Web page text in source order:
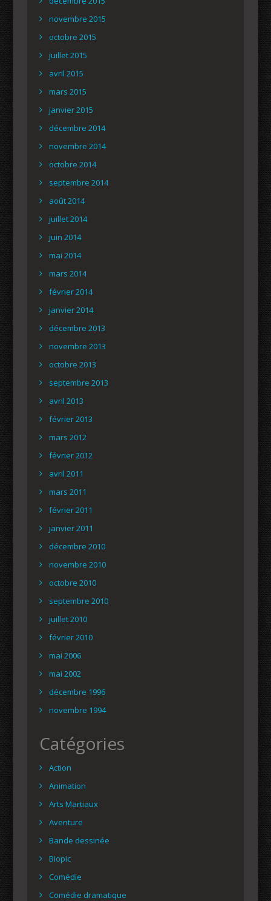
novembre 2015
octobre 2015
juillet 2015
avril 2015
mars 2015
janvier 2015
décembre 2014
novembre 2014
octobre 2014
septembre 2014
août 2014
juillet 2014
juin 2014
mai 2014
mars 2014
février 2014
janvier 2014
décembre 2013
novembre 2013
octobre 2013
septembre 2013
avril 2013
février 2013
mars 2012
février 2012
avril 2011
mars 2011
février 2011
janvier 2011
décembre 2010
novembre 2010
octobre 2010
septembre 2010
juillet 2010
février 2010
mai 2006
mai 2002
décembre 1996
novembre 1994
Catégories
Action
Animation
Arts Martiaux
Aventure
Bande dessinée
Biopic
Comédie
Comédie dramatique